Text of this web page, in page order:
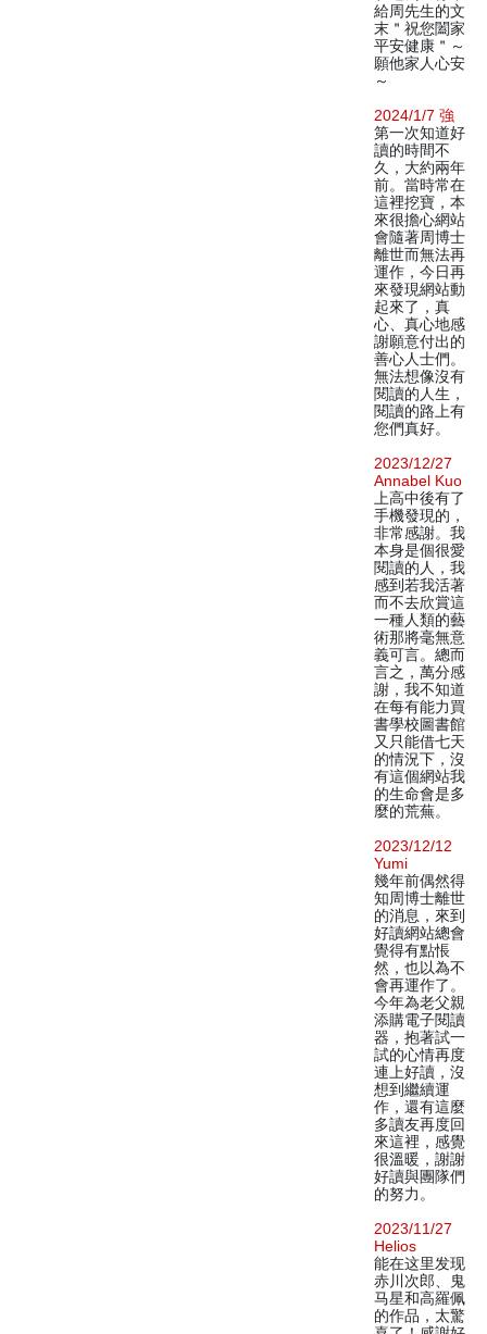
給周先生的文
末＂祝您闔家
平安健康＂～
願他家人心安
～
2024/1/7 強
第一次知道好
讀的時間不
久，大約兩年
前。當時常在
這裡挖寶，本
來很擔心網站
會隨著周博士
離世而無法再
運作，今日再
來發現網站動
起來了，真
心、真心地感
謝願意付出的
善心人士們。
無法想像沒有
閱讀的人生，
閱讀的路上有
您們真好。
2023/12/27
Annabel Kuo
上高中後有了
手機發現的，
非常感謝。我
本身是個很愛
閱讀的人，我
感到若我活著
而不去欣賞這
一種人類的藝
術那將毫無意
義可言。總而
言之，萬分感
謝，我不知道
在每有能力買
書學校圖書館
又只能借七天
的情況下，沒
有這個網站我
的生命會是多
麼的荒蕪。
2023/12/12
Yumi
幾年前偶然得
知周博士離世
的消息，來到
好讀網站總會
覺得有點悵
然，也以為不
會再運作了。
今年為老父親
添購電子閱讀
器，抱著試一
試的心情再度
連上好讀，沒
想到繼續運
作，還有這麼
多讀友再度回
來這裡，感覺
很溫暖，謝謝
好讀與團隊們
的努力。
2023/11/27
Helios
能在这里发现
赤川次郎、鬼
马星和高羅佩
的作品，太驚